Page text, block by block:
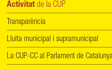
Activitat de la CUP
Transparència
Lluita municipal i supramunicipal
La CUP-CC al Parlament de